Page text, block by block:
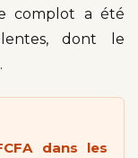
complot a été
dont le
dans les